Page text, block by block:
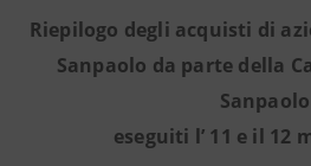
Riepilogo degli acquisti di
Sanpaolo da parte della
Sanpaolo
eseguiti l’ 11 e il 12